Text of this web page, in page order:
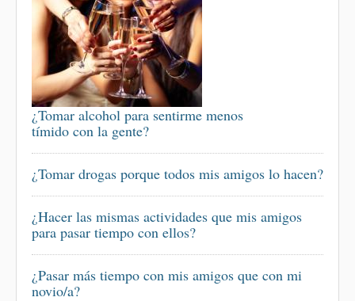
¿Tomar alcohol para sentirme menos
tímido con la gente?
¿Tomar drogas porque todos mis amigos lo hacen?
¿Hacer las mismas actividades que mis amigos
para pasar tiempo con ellos?
¿Pasar más tiempo con mis amigos que con mi
novio/a?